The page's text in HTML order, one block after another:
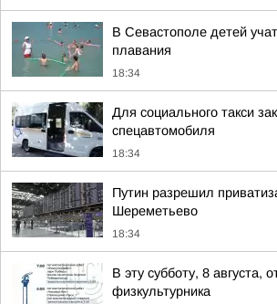
В Севастополе детей
плавания
18:34
Для социального такси
спецавтомобиля
18:34
Путин разрешил
Шереметьево
18:34
В эту субботу, 8 августа,
физкультурника